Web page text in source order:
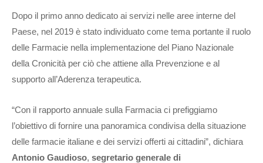
Dopo il primo anno dedicato ai servizi nelle aree interne del
Paese, nel 2019 è stato individuato come tema portante il ruolo
delle Farmacie nella implementazione del Piano Nazionale
della Cronicità per ciò che attiene alla Prevenzione e al
supporto all’Aderenza terapeutica.
“Con il rapporto annuale sulla Farmacia ci prefiggiamo
l’obiettivo di fornire una panoramica condivisa della situazione
delle farmacie italiane e dei servizi offerti ai cittadini”, dichiara
Antonio Gaudioso, segretario generale di